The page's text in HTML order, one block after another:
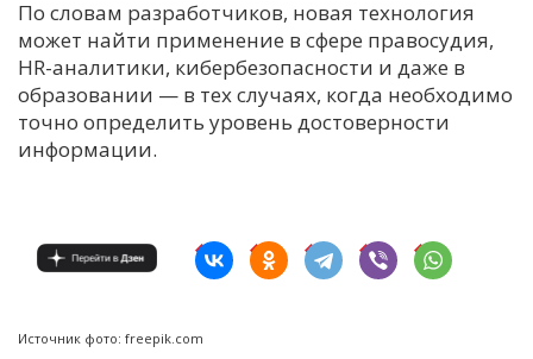
По словам разработчиков, новая технология
может найти применение в сфере правосудия,
HR-аналитики, кибербезопасности и даже в
образовании — в тех случаях, когда необходимо
точно определить уровень достоверности
информации.
Источник фото: freepik.com